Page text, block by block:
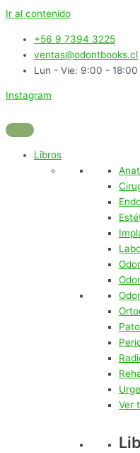
Ir al contenido
+56 9 7394 3225
ventas@odontbooks.cl
Lun - Vie: 9:00 - 18:00
Instagram
Libros
Ver